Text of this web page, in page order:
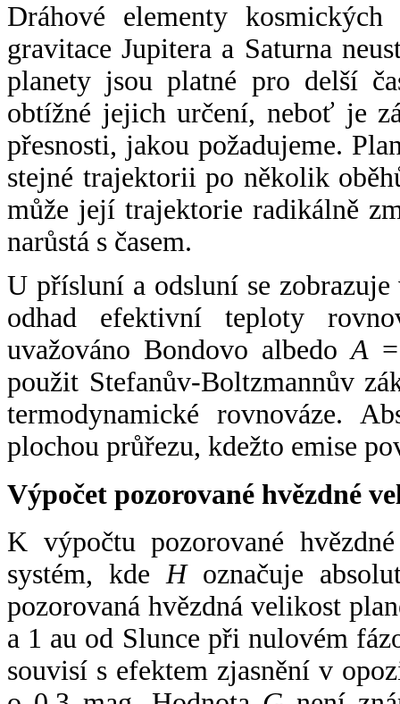
Dráhové elementy
gravitace Jupitera a Saturna
planety jsou platné pro delší
obtížné jejich určení, neboť je
přesnosti, jakou požadujeme.
stejné trajektorii po několik
může její trajektorie radikálně
narůstá s časem.
U přísluní a odsluní se
odhad efektivní teploty
uvažováno Bondovo albedoA
použit Stefanův-Boltzmannův
termodynamické rovnováze.
plochou průřezu, kdežto emise
Výpočet pozorované hvězdné
K výpočtu pozorované
systém, kde Hoznačuje
pozorovaná hvězdná velikost
a 1 au od Slunce při nulovém
souvisí s efektem zjasnění v